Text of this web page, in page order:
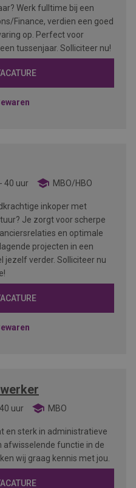
Werk fulltime bij een
Finance, verdien een goed
op. Perfect voor
tussenjaar. Solliciteer nu!
40 uur MBO/HBO
inkoper met
Je zorgt voor scherpe
en optimale
projecten in een
jezelf verder. Solliciteer nu
uur MBO
en sterk in administratieve
afwisselende functie in de
wij graag kennis met jou.